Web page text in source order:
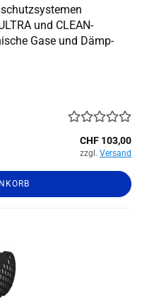
und CLE­AN­
Gase und Dämp­
CHF 103,00
zzgl. Versand